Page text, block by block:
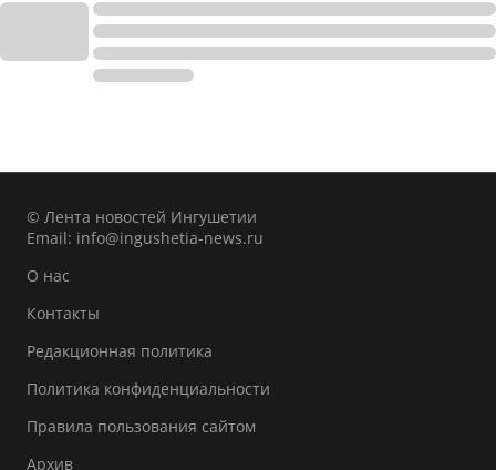
© Лента новостей Ингушетии
Email: info@ingushetia-news.ru
О нас
Контакты
Редакционная политика
Политика конфиденциальности
Правила пользования сайтом
Архив